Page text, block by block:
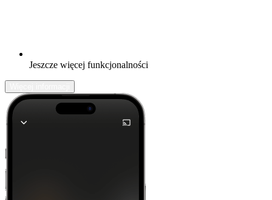
Jeszcze więcej funkcjonalności